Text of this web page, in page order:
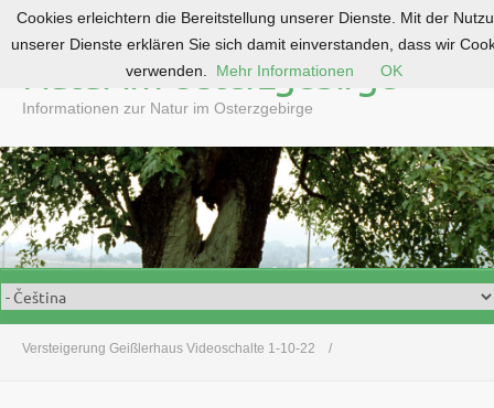
o
c
o
n
e
n
Natur im Osterzgebirge
Informationen zur Natur im Osterzgebirge
Versteigerung Geißlerhaus Videoschalte 1-10-22
Cookies erleichtern die Bereitstellung unserer Dienste. Mit der
unserer Dienste erklären Sie sich damit einverstanden, dass wir
verwenden.
Mehr Informationen OK